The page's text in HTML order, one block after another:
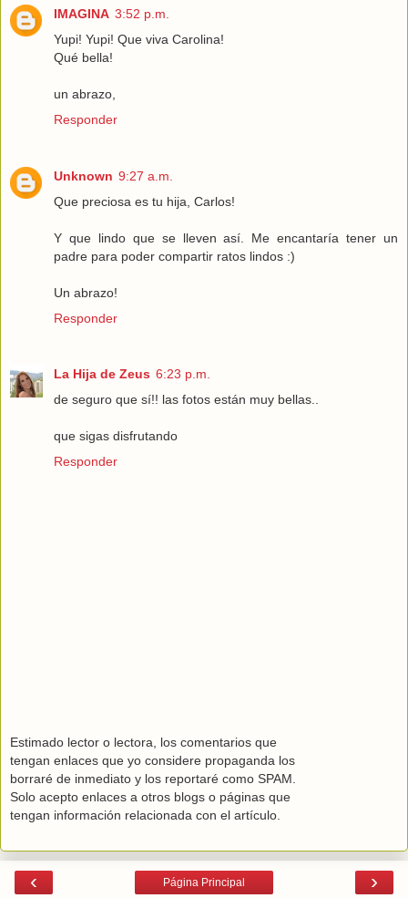
IMAGINA 3:52 p.m.
Yupi! Yupi! Que viva Carolina!
Qué bella!
un abrazo,
Responder
Unknown 9:27 a.m.
Que preciosa es tu hija, Carlos!
Y que lindo que se lleven así. Me encantaría tener un
padre para poder compartir ratos lindos :)
Un abrazo!
Responder
La Hija de Zeus 6:23 p.m.
de seguro que sí!! las fotos están muy bellas..
que sigas disfrutando
Responder
Estimado lector o lectora, los comentarios que
tengan enlaces que yo considere propaganda los
borraré de inmediato y los reportaré como SPAM.
Solo acepto enlaces a otros blogs o páginas que
tengan información relacionada con el artículo.
‹ ›
Página Principal